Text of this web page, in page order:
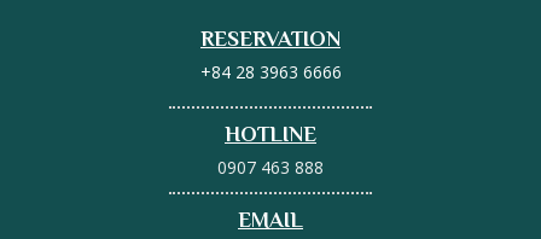
RESERVATION
+84 28 3963 6666
HOTLINE
0907 463 888
EMAIL